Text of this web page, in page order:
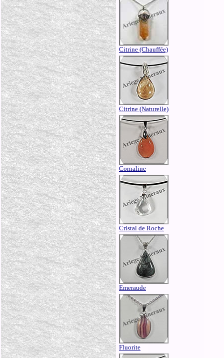
Citrine (Chauffée)
Citrine (Naturelle)
Cornaline
Cristal de Roche
Emeraude
Fluorite